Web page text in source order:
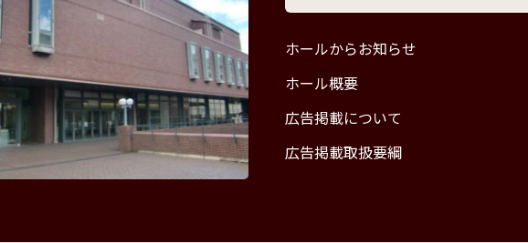
ホールからお知らせ
ホール概要
広告掲載について
広告掲載取扱要綱